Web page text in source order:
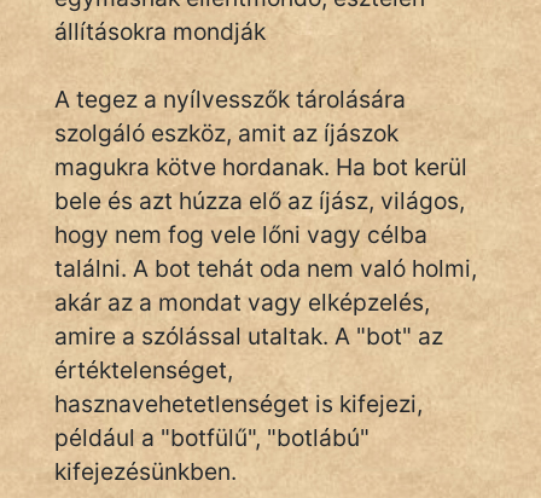
IRODALOM
SZÓLÁS
És
KÖZMONDÁS
PSZICHO
ZENE
FILM
ÉLETMÓD
MAGYARSÁG
állításokra mondják
A tegez a nyílvesszők tárolására
szolgáló eszköz, amit az íjászok
magukra kötve hordanak. Ha bot kerül
bele és azt húzza elő az íjász, világos,
hogy nem fog vele lőni vagy célba
találni. A bot tehát oda nem való holmi,
akár az a mondat vagy elképzelés,
amire a szólással utaltak. A "bot" az
értéktelenséget,
hasznavehetetlenséget is kifejezi,
például a "botfülű", "botlábú"
kifejezésünkben.